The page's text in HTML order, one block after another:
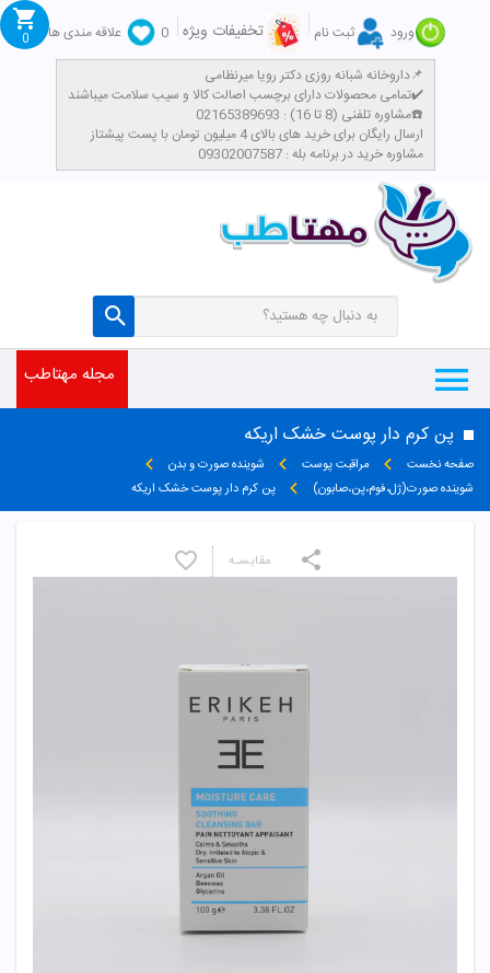
ورود ثبت نام تخفیفات ویژه 0
علاقه مندی ها
داروخانه شبانه روزی دکتر رویا میرنظامی📌
تمامی محصولات دارای برچسب اصالت کالا و سیب سلامت میباشند✔️
مشاوره تلفنی (8 تا 16) : 02165389693☎️
​ارسال رایگان برای خرید های بالای 4 میلیون تومان با پست پیشتاز
مشاوره خرید در برنامه بله : 09302007587
0
مجله مهتاطب
پن کرم دار پوست خشک اریکه
صفحه نخست مراقبت پوست
شوینده صورت و بدن
شوینده صورت(ژل،فوم،پن،صابون)
پن کرم دار پوست خشک اریکه
مقایسـه